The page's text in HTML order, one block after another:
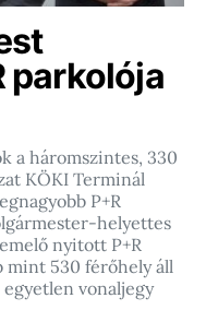
parkolója
a háromszintes, 330
KÖKI Terminál
P+R
helyettes
nyitott P+R
mint 530 férőhely áll
vonaljegy